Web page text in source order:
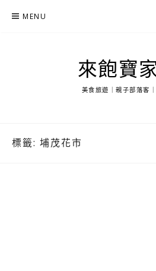
MENU
來飽寶
美食旅遊｜親子部落客
標籤: 埔茂花市